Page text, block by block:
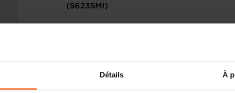
Détails À
(5623SMI)
Veuillez trouver en annexe le texte relatif